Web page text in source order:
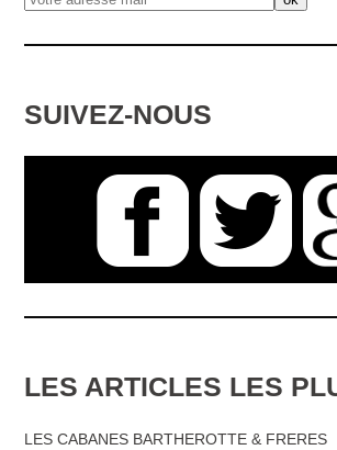
SUIVEZ-NOUS
LES ARTICLES LES
LES CABANES BARTHEROTTE & FRERES